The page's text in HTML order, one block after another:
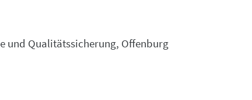
und Qualitätssicherung, Offenburg